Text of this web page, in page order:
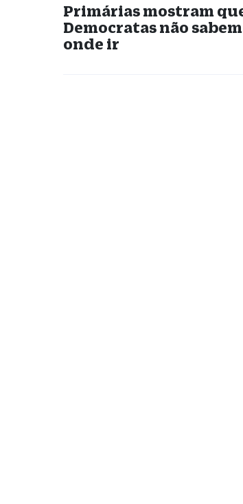
Primárias mostram
Democratas não
onde ir